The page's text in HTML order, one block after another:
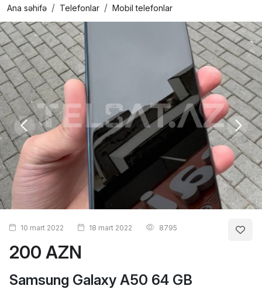
Ana səhifə Telefonlar Mobil telefonlar
200 AZN
Samsung Galaxy A50 64 GB
10 mart 2022 18 mart 2022 8795